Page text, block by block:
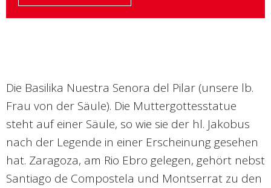
Die Basilika Nuestra Senora del Pilar (unsere lb.
Frau von der Säule). Die Muttergottesstatue
steht auf einer Säule, so wie sie der hl. Jakobus
nach der Legende in einer Erscheinung gesehen
hat. Zaragoza, am Rio Ebro gelegen, gehört nebst
Santiago de Compostela und Montserrat zu den